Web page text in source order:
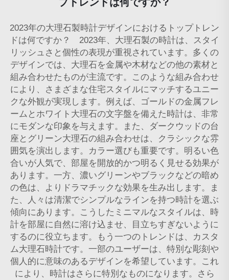
2023年の大理石製時計デザインにおけるトップトレン
ドは何ですか？ 2023年、大理石製の時計は、スタイ
リッシュさと個性の表現が重視されています。多くの
デザインでは、大理石を金属や木材などの他の素材と
組み合わせたものが主流です。このような組み合わせ
により、さまざまな住宅スタイルにマッチするユニー
クな外観が実現します。例えば、ゴールドの金属フレ
ームとホワイト大理石の文字盤を備えた時計は、非常
にモダンな印象を与えます。また、ダークウッドの台
座とグリーン大理石の組み合わせは、クラシックな雰
囲気を演出します。カラー選びも重要です。明るい色
合いが人気で、部屋を開放的かつ明るく見せる効果が
あります。一方、濃いグリーンやブラックなどの暗め
の色は、よりドラマチックな効果を生み出します。ま
た、人々は清潔でシンプルなラインを持つ時計を選ぶ
傾向にあります。こうしたミニマルなスタイルは、時
計を部屋に自然に溶け込ませ、目立ちすぎないように
するのに役立ちます。もう一つのトレンドは、カスタ
ム大理石時計です。一部のユーザーは、特別な彫刻や
個人的に意味のあるデザインを希望しています。これ
により、時計はさらに特別なものになります。さら